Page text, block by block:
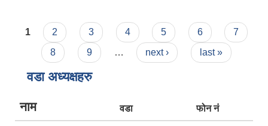
Pages
1 2 3 4 5 6
7
8
9 … next › last »
वडा अध्यक्षहरु
नाम वडा फोन नं